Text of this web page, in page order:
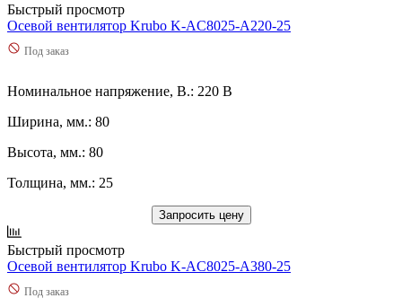
Быстрый просмотр
Осевой вентилятор Krubo K-AC8025-A220-25
Под заказ
Номинальное напряжение, В.: 220 В
Ширина, мм.: 80
Высота, мм.: 80
Толщина, мм.: 25
Запросить цену
Быстрый просмотр
Осевой вентилятор Krubo K-AC8025-A380-25
Под заказ